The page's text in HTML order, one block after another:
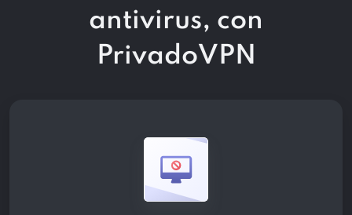
antivirus, con
PrivadoVPN